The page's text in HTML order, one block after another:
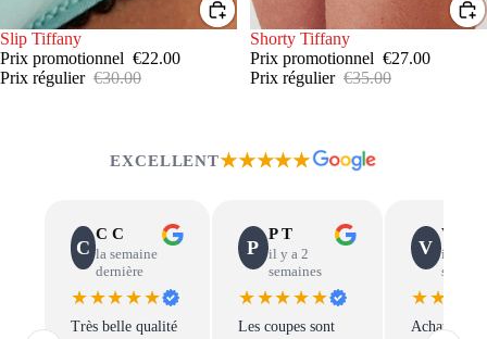
PROMOTION
Slip Tiffany
Prix promotionnel €22.00
Prix régulier €30.00
PROMOTION
Shorty Tiffany
Prix promotionnel €27.00
Prix régulier €35.00
EXCELLENT★★★★★
C
C C
la semaine
dernière
★★★★★
Très belle qualité
P
P T
il y a 2
semaines
★★★★★
Les coupes sont
V
V B
il y a 2
Achat au